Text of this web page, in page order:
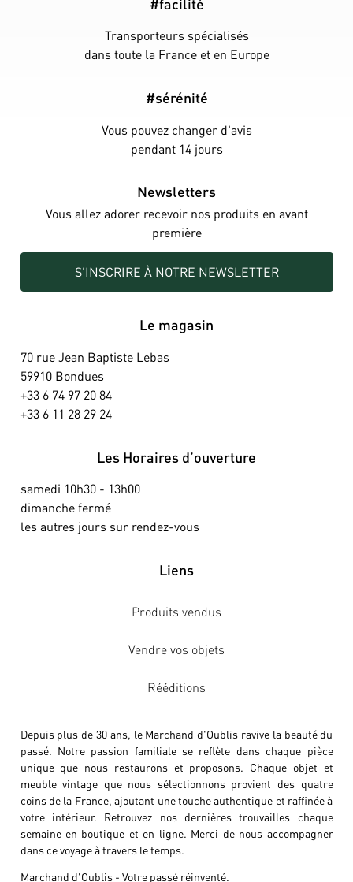
Transporteurs spécialisés
dans toute la France et en Europe
#sérénité
Vous pouvez changer d'avis
pendant 14 jours
Newsletters
Vous allez adorer recevoir nos produits en avant
première
S'INSCRIRE À NOTRE NEWSLETTER
Le magasin
70 rue Jean Baptiste Lebas
59910 Bondues
+33 6 74 97 20 84
+33 6 11 28 29 24
Les Horaires d’ouverture
samedi 10h30 - 13h00
dimanche fermé
les autres jours sur rendez-vous
Liens
Produits vendus
Vendre vos objets
Rééditions
Depuis plus de 30 ans, le Marchand d'Oublis ravive la beauté du
passé. Notre passion familiale se reflète dans chaque pièce
unique que nous restaurons et proposons. Chaque objet et
meuble vintage que nous sélectionnons provient des quatre
coins de la France, ajoutant une touche authentique et raffinée à
votre intérieur. Retrouvez nos dernières trouvailles chaque
semaine en boutique et en ligne. Merci de nous accompagner
dans ce voyage à travers le temps.
Marchand d'Oublis - Votre passé réinventé.